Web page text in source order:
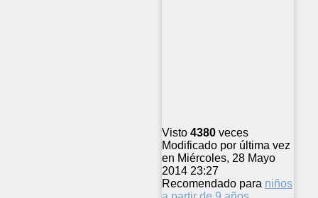
Visto 4380 veces
Modificado por última vez
en Miércoles, 28 Mayo
2014 23:27
Recomendado para niños